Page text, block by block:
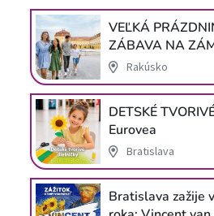
VEĽKÁ
ZÁBAVA NA
SCHLOSS HOF
Rakúsko
DETSKÉ
Eurovea
Bratislava
Bratislava zažije